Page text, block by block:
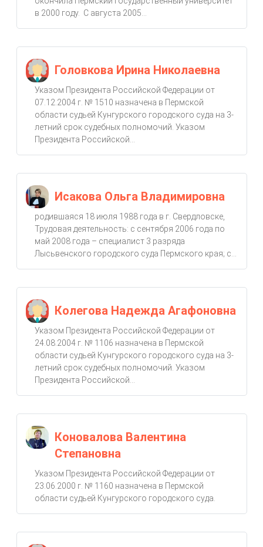
в 2000 году. С августа 2005...
Головкова Ирина Николаевна
Указом Президента Российской Федерации от
07.12.2004 г. № 1510 назначена в Пермской
области судьей Кунгурского городского суда на 3-
летний срок судебных полномочий. Указом
Президента Российской...
Исакова Ольга Владимировна
родившаяся 18 июля 1988 года в г. Свердловске,
Трудовая деятельность: с сентября 2006 года по
май 2008 года – специалист 3 разряда
Лысьвенского городского суда Пермского края; с...
Колегова Надежда Агафоновна
Указом Президента Российской Федерации от
24.08.2004 г. № 1106 назначена в Пермской
области судьей Кунгурского городского суда на 3-
летний срок судебных полномочий. Указом
Президента Российской...
Коновалова Валентина
Степановна
Указом Президента Российской Федерации от
23.06.2000 г. № 1160 назначена в Пермской
области судьей Кунгурского городского суда.